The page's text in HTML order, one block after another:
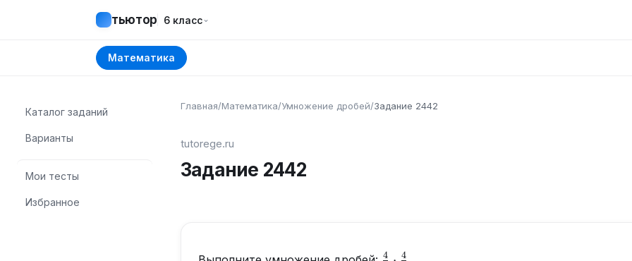
тьютор 6 класс⌄
Математика
Каталог заданий
Варианты
Мои тесты
Избранное
Главная/Математика/Умножение дробей/Задание 2442
tutorege.ru
Задание 2442
4 4